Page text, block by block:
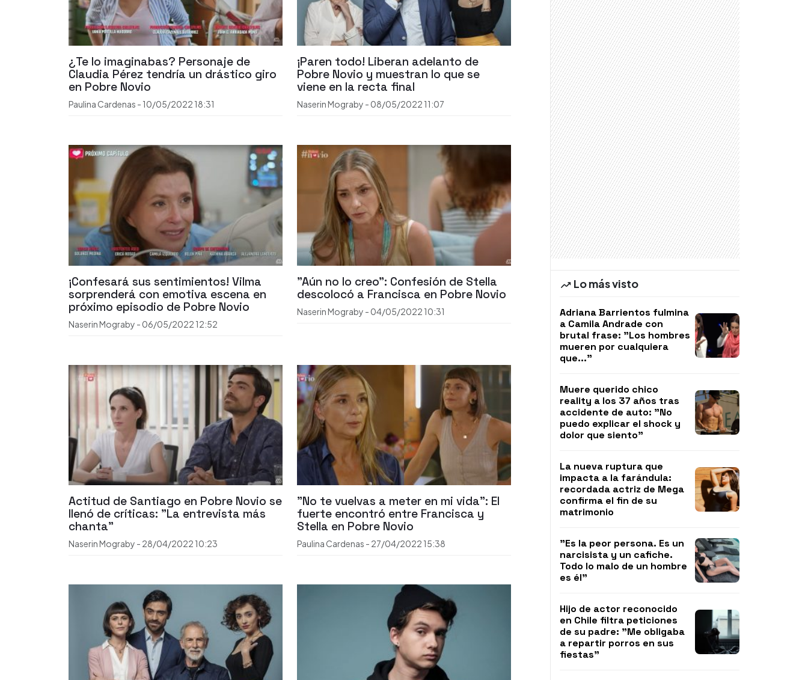
¿Te lo imaginabas? Personaje de
Claudia Pérez tendría un drástico giro
en Pobre Novio
Paulina Cardenas - 10/05/2022 18:31
¡Paren todo! Liberan adelanto de
Pobre Novio y muestran lo que se
viene en la recta final
Naserin Mograby - 08/05/2022 11:07
¡Confesará sus sentimientos! Vilma
sorprenderá con emotiva escena en
próximo episodio de Pobre Novio
Naserin Mograby - 06/05/2022 12:52
"Aún no lo creo": Confesión de Stella
descolocó a Francisca en Pobre Novio
Naserin Mograby - 04/05/2022 10:31
Actitud de Santiago en Pobre Novio se
llenó de críticas: "La entrevista más
chanta"
Naserin Mograby - 28/04/2022 10:23
"No te vuelvas a meter en mi vida": El
fuerte encontró entre Francisca y
Stella en Pobre Novio
Paulina Cardenas - 27/04/2022 15:38
Lo más visto
Adriana Barrientos fulmina
a Camila Andrade con
brutal frase: "Los hombres
mueren por cualquiera
que..."
Muere querido chico
reality a los 37 años tras
accidente de auto: "No
puedo explicar el shock y
dolor que siento"
La nueva ruptura que
impacta a la farándula:
recordada actriz de Mega
confirma el fin de su
matrimonio
"Es la peor persona. Es un
narcisista y un cafiche.
Todo lo malo de un hombre
es él"
Hijo de actor reconocido
en Chile filtra peticiones
de su padre: "Me obligaba
a repartir porros en sus
fiestas"